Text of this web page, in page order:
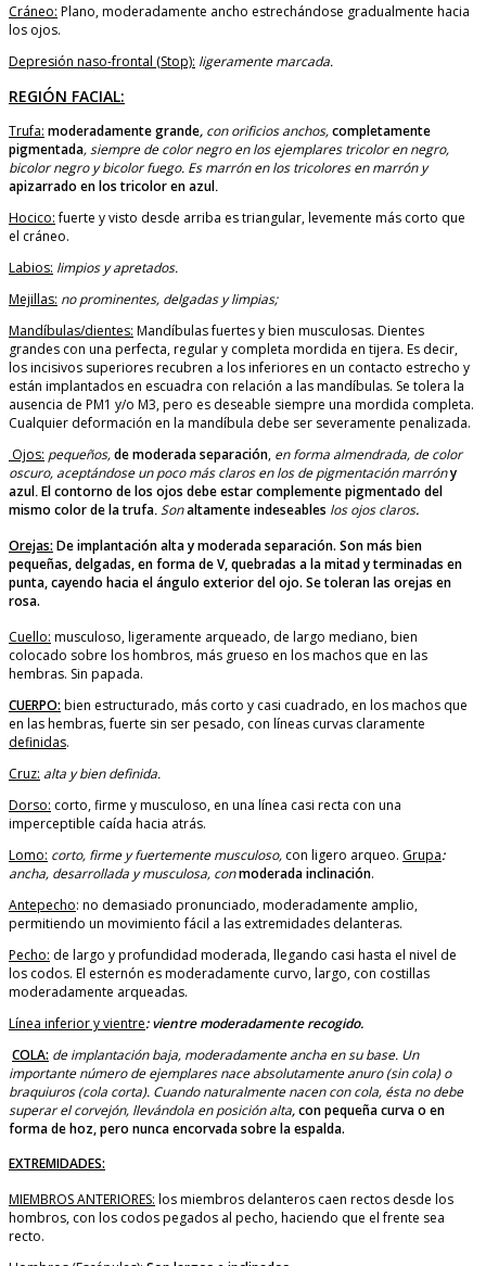
Cráneo: Plano, moderadamente ancho estrechándose gradualmente hacia
los ojos.
Depresión naso-frontal (Stop): ligeramente marcada.
REGIÓN FACIAL:
Trufa: moderadamente grande, con orificios anchos,completamente
pigmentada, siempre de color negro en los ejemplares tricolor en negro,
bicolor negro y bicolor fuego. Es marrón en los tricolores en marrón y
apizarrado en los tricolor en azul.
Hocico:fuerte y visto desde arriba es triangular, levemente más corto que
el cráneo.
Labios: limpios y apretados.
Mejillas: no prominentes, delgadas y limpias;
Mandíbulas/dientes: Mandíbulas fuertes y bien musculosas. Dientes
grandes con una perfecta, regular y completa mordida en tijera. Es decir,
los incisivos superiores recubren a los inferiores en un contacto estrecho y
están implantados en escuadra con relación a las mandíbulas. Se tolera la
ausencia de PM1 y/o M3, pero es deseable siempre una mordida completa.
Cualquier deformación en la mandíbula debe ser severamente penalizada.
Ojos: pequeños,de moderada separación, en forma almendrada, de color
oscuro, aceptándose un poco más claros en los de pigmentación marróny
azul.El contorno de los ojos debe estar complemente pigmentado del
mismo color de la trufa. Sonaltamente indeseables los ojos claros.
Orejas: De implantación alta y moderada separación. Son más bien
pequeñas, delgadas, en forma de V, quebradas a la mitad y terminadas en
punta, cayendo hacia el ángulo exterior del ojo. Se toleran las orejas en
rosa.
Cuello: musculoso, ligeramente arqueado, de largo mediano, bien
colocado sobre los hombros, más grueso en los machos que en las
hembras. Sin papada.
CUERPO: bien estructurado, más corto y casi cuadrado, en los machos que
en las hembras, fuerte sin ser pesado, con líneas curvas claramente
definidas.
Cruz: alta y bien definida.
Dorso: corto, firme y musculoso, en una línea casi recta con una
imperceptible caída hacia atrás.
Lomo: corto, firme y fuertemente musculoso, con ligero arqueo. Grupa:
ancha, desarrollada y musculosa, conmoderada inclinación.
Antepecho: no demasiado pronunciado, moderadamente amplio,
permitiendo un movimiento fácil a las extremidades delanteras.
Pecho: de largo y profundidad moderada, llegando casi hasta el nivel de
los codos. El esternón es moderadamente curvo, largo, con costillas
moderadamente arqueadas.
Línea inferior y vientre: vientre moderadamente recogido.
COLA: de implantación baja, moderadamente ancha en su base. Un
importante número de ejemplares nace absolutamente anuro (sin cola) o
braquiuros (cola corta). Cuando naturalmente nacen con cola, ésta no debe
superar el corvejón, llevándola en posición alta,con pequeña curva o en
forma de hoz, pero nunca encorvada sobre la espalda.
EXTREMIDADES:
MIEMBROS ANTERIORES: los miembros delanteros caen rectos desde los
hombros, con los codos pegados al pecho, haciendo que el frente sea
recto.